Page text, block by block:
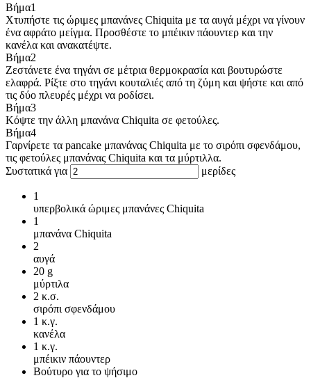
Βήμα1
Χτυπήστε τις ώριμες μπανάνες Chiquita με τα αυγά μέχρι να γίνουν
ένα αφράτο μείγμα. Προσθέστε το μπέικιν πάουντερ και την
κανέλα και ανακατέψτε.
Βήμα2
Ζεστάνετε ένα τηγάνι σε μέτρια θερμοκρασία και βουτυρώστε
ελαφρά. Ρίξτε στο τηγάνι κουταλιές από τη ζύμη και ψήστε και από
τις δύο πλευρές μέχρι να ροδίσει.
Βήμα3
Κόψτε την άλλη μπανάνα Chiquita σε φετούλες.
Βήμα4
Γαρνίρετε τα pancake μπανάνας Chiquita με το σιρόπι σφενδάμου,
τις φετούλες μπανάνας Chiquita και τα μύρτιλλα.
Συστατικά για
μερίδες
1
υπερβολικά ώριμες μπανάνες Chiquita
1
μπανάνα Chiquita
2
αυγά
20 g
μύρτιλα
2 κ.σ.
σιρόπι σφενδάμου
1 κ.γ.
κανέλα
1 κ.γ.
μπέικιν πάουντερ
Bούτυρο για το ψήσιμο